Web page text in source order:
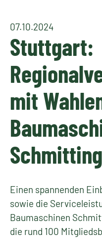
07.10.2024
Stuttgart:
mit
Einen spannenden
sowie die
Baumaschinen
die rund 100